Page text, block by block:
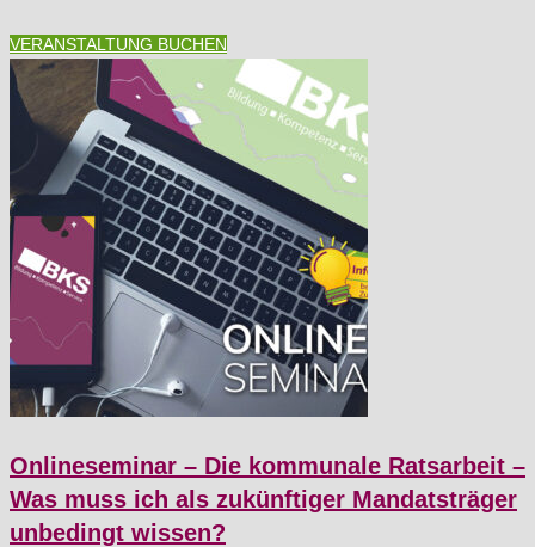
VERANSTALTUNG BUCHEN
Onlineseminar – Die kommunale Ratsarbeit –
Was muss ich als zukünftiger Mandatsträger
unbedingt wissen?